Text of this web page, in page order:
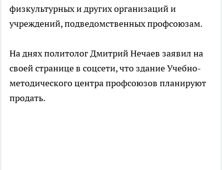
физкультурных и других организаций и
учреждений, подведомственных профсоюзам.
На днях политолог Дмитрий Нечаев заявил на
своей странице в соцсети, что здание Учебно-
методического центра профсоюзов планируют
продать.